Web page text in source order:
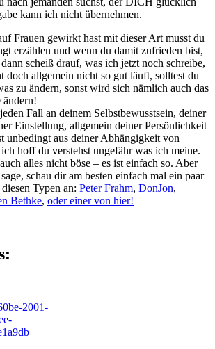
kann ich nicht übernehmen.
Frauen gewirkt hast mit dieser Art musst du
erzählen und wenn du damit zufrieden bist,
scheiß drauf, was ich jetzt noch schreibe,
doch allgemein nicht so gut läuft, solltest du
zu ändern, sonst wird sich nämlich auch das
Fall an deinem Selbstbewusstsein, deiner
Einstellung, allgemein deiner Persönlichkeit
unbedingt aus deiner Abhängigkeit von
hoff du verstehst ungefähr was ich meine.
alles nicht böse – es ist einfach so. Aber
schau dir am besten einfach mal ein paar
Typen an: Peter Frahm, DonJon,
Bethke, oder einer von hier!